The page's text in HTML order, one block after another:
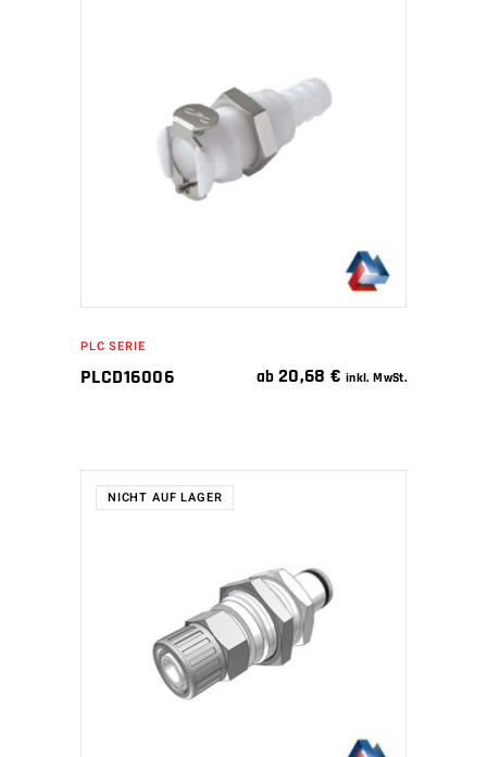
IN DEN WARENKORB
PLC SERIE
PLCD16006 ab 20,68€ inkl. MwSt.
NICHT AUF LAGER
WEITERLESEN